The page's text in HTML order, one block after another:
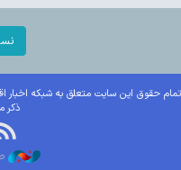
تمام حقوق این سایت متعلق به شبکه اخبار
ذکر